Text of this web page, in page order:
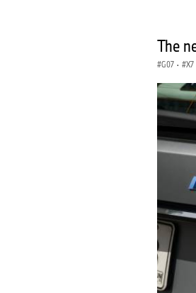
The
G07 · X7